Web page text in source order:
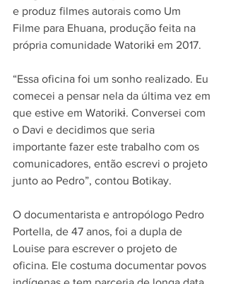
e produz filmes autorais como Um
Filme para Ehuana, produção feita na
própria comunidade Watorikɨ em 2017.
“Essa oficina foi um sonho realizado. Eu
comecei a pensar nela da última vez em
que estive em Watorikɨ. Conversei com
o Davi e decidimos que seria
importante fazer este trabalho com os
comunicadores, então escrevi o projeto
junto ao Pedro”, contou Botikay.
O documentarista e antropólogo Pedro
Portella, de 47 anos, foi a dupla de
Louise para escrever o projeto de
oficina. Ele costuma documentar povos